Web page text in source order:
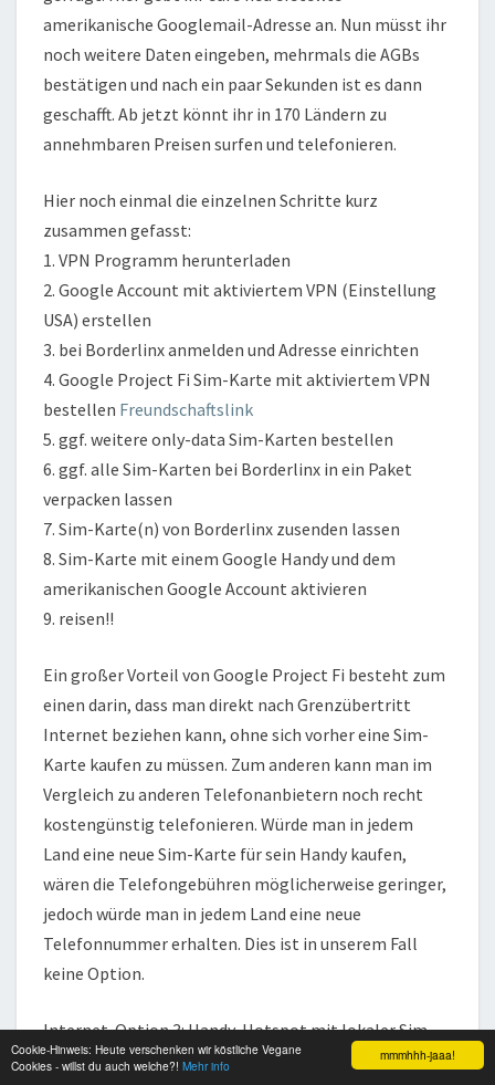
mmmhhh-jaaa!
Cookie-Hinweis: Heute verschenken wir köstliche Vegane
Cookies - willst du auch welche?! Mehr info
amerikanische Googlemail-Adresse an. Nun müsst ihr
noch weitere Daten eingeben, mehrmals die AGBs
bestätigen und nach ein paar Sekunden ist es dann
geschafft. Ab jetzt könnt ihr in 170 Ländern zu
annehmbaren Preisen surfen und telefonieren.
Hier noch einmal die einzelnen Schritte kurz
zusammen gefasst:
1. VPN Programm herunterladen
2. Google Account mit aktiviertem VPN (Einstellung
USA) erstellen
3. bei Borderlinx anmelden und Adresse einrichten
4. Google Project Fi Sim-Karte mit aktiviertem VPN
bestellen Freundschaftslink
5. ggf. weitere only-data Sim-Karten bestellen
6. ggf. alle Sim-Karten bei Borderlinx in ein Paket
verpacken lassen
7. Sim-Karte(n) von Borderlinx zusenden lassen
8. Sim-Karte mit einem Google Handy und dem
amerikanischen Google Account aktivieren
9. reisen!!
Ein großer Vorteil von Google Project Fi besteht zum
einen darin, dass man direkt nach Grenzübertritt
Internet beziehen kann, ohne sich vorher eine Sim-
Karte kaufen zu müssen. Zum anderen kann man im
Vergleich zu anderen Telefonanbietern noch recht
kostengünstig telefonieren. Würde man in jedem
Land eine neue Sim-Karte für sein Handy kaufen,
wären die Telefongebühren möglicherweise geringer,
jedoch würde man in jedem Land eine neue
Telefonnummer erhalten. Dies ist in unserem Fall
keine Option.
Internet-Option 3: Handy-Hotspot mit lokaler Sim-
Karte